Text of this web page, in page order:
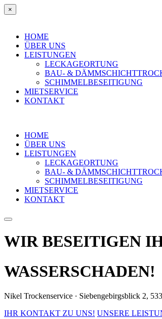
×
HOME
ÜBER UNS
LEISTUNGEN
LECKAGEORTUNG
BAU- &
SCHIMMELBESEITIGUNG
MIETSERVICE
KONTAKT
HOME
ÜBER UNS
LEISTUNGEN
LECKAGEORTUNG
BAU- &
SCHIMMELBESEITIGUNG
MIETSERVICE
KONTAKT
WIR BESEITIGEN
WASSERSCHADEN!
Nikel Trockenservice · Siebengebirgsblick 2,
IHR KONTAKT ZU UNS! UNSERE